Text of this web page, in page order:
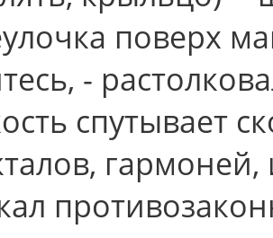
поверх
-
спутывает